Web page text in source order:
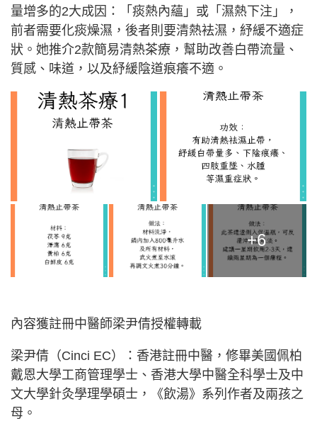
量增多的2大成因：「痰熱內蘊」或「濕熱下注」，
前者需要化痰燥濕，後者則要清熱袪濕，紓緩不適症
狀。她推介2款簡易清熱茶療，幫助改善白帶流量、
質感、味道，以及紓緩陰道痕癢不適。
+6
內容獲註冊中醫師梁尹倩授權轉載
梁尹倩（Cinci EC）：香港註冊中醫，修畢美國佩柏
戴恩大學工商管理學士、香港大學中醫全科學士及中
文大學針灸學理學碩士，《飲湯》系列作者及兩孩之
母。